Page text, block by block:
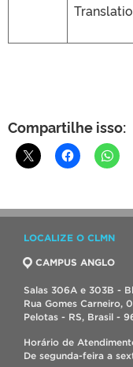
Compartilhe isso:
LOCALIZE O CLMN
CAMPUS ANGLO
Salas 306A e 303B -
Rua Gomes Carneiro,
Pelotas - RS, Brasil -
Horário de
De segunda-feira a